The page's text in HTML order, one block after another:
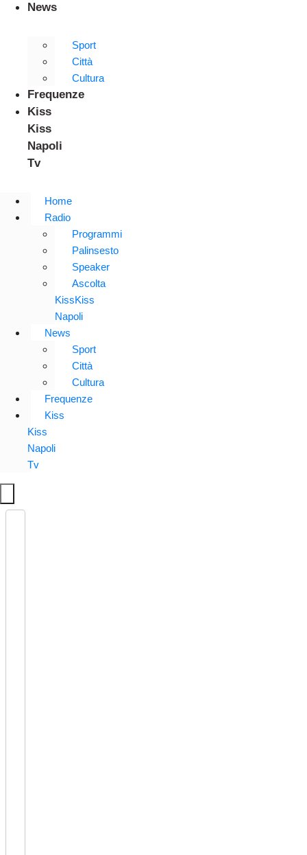
News
Sport
Città
Cultura
Frequenze
Kiss
Kiss
Napoli
Tv
Home
Radio
Programmi
Palinsesto
Speaker
Ascolta
KissKiss
Napoli
News
Sport
Città
Cultura
Frequenze
Kiss
Kiss
Napoli
Tv